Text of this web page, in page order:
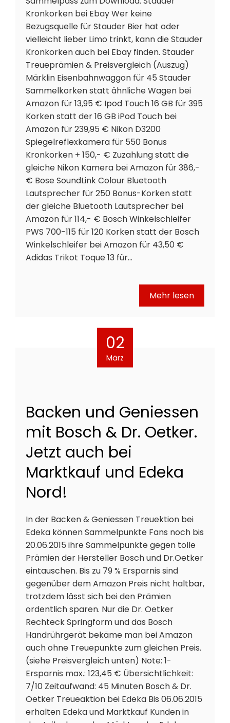
Kronkorken bei Ebay Wer keine
Bezugsquelle für Stauder Bier hat oder
vielleicht lieber Limo trinkt, kann die Stauder
Kronkorken auch bei Ebay finden. Stauder
Treueprämien & Preisvergleich (Auszug)
Märklin Eisenbahnwaggon für 45 Stauder
Sammelkorken statt ähnliche Wagen bei
Amazon für 13,95 € Ipod Touch 16 GB für 395
Korken statt der 16 GB iPod Touch bei
Amazon für 239,95 € Nikon D3200
Spiegelreflexkamera für 550 Bonus
Kronkorken + 150,- € Zuzahlung statt die
gleiche Nikon Kamera bei Amazon für 386,-
€ Bose SoundLink Colour Bluetooth
Lautsprecher für 250 Bonus-Korken statt
der gleiche Bluetooth Lautsprecher bei
Amazon für 114,- € Bosch Winkelschleifer
PWS 700-115 für 120 Korken statt der Bosch
Winkelschleifer bei Amazon für 43,50 €
Adidas Trikot Toque 13 für…
Mehr lesen
02
März
Backen und Geniessen
mit Bosch & Dr. Oetker.
Jetzt auch bei
Marktkauf und Edeka
Nord!
In der Backen & Geniessen Treuektion bei
Edeka können Sammelpunkte Fans noch bis
20.06.2015 ihre Sammelpunkte gegen tolle
Prämien der Hersteller Bosch und Dr.Oetker
eintauschen. Bis zu 79 % Ersparnis sind
gegenüber dem Amazon Preis nicht haltbar,
trotzdem lässt sich bei den Prämien
ordentlich sparen. Nur die Dr. Oetker
Rechteck Springform und das Bosch
Handrührgerät bekäme man bei Amazon
auch ohne Treuepunkte zum gleichen Preis.
(siehe Preisvergleich unten) Note: 1-
Ersparnis max.: 123,45 € Übersichtlichkeit:
7/10 Zeitaufwand: 45 Minuten Bosch & Dr.
Oetker Treueaktion bei Edeka Bis 06.06.2015
erhalten Edeka und Marktkauf Kunden in